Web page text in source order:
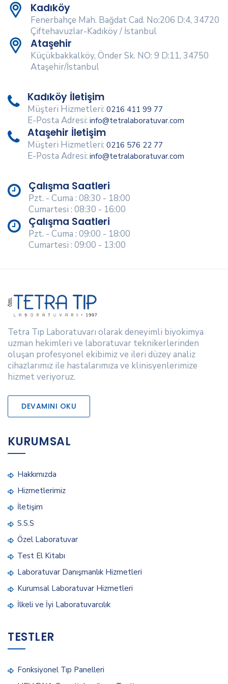
Kadıköy
Fenerbahçe Mah. Bağdat Cad. No:206 D:4, 34720
Çiftehavuzlar-Kadıköy / İstanbul
Ataşehir
Küçükbakkalköy, Önder Sk. NO: 9 D:11, 34750
Ataşehir/İstanbul
Kadıköy İletişim
Müşteri Hizmetleri: 0216 411 99 77
E-Posta Adresi: info@tetralaboratuvar.com
Ataşehir İletişim
Müşteri Hizmetleri: 0216 576 22 77
E-Posta Adresi: info@tetralaboratuvar.com
Çalışma Saatleri
Pzt. - Cuma : 08:30 - 18:00
Cumartesi : 08:30 - 16:00
Çalışma Saatleri
Pzt. - Cuma : 09:00 - 18:00
Cumartesi : 09:00 - 13:00
Tetra Tıp Laboratuvarı olarak deneyimli biyokimya
uzman hekimleri ve laboratuvar teknikerlerinden
oluşan profesyonel ekibimiz ve ileri düzey analiz
cihazlarımız ile hastalarımıza ve klinisyenlerimize
hizmet veriyoruz.
DEVAMINI OKU
KURUMSAL
Hakkımızda
Hizmetlerimiz
İletişim
S.S.S
Özel Laboratuvar
Test El Kitabı
Laboratuvar Danışmanlık Hizmetleri
Kurumsal Laboratuvar Hizmetleri
İlkeli ve İyi Laboratuvarcılık
TESTLER
Fonksiyonel Tıp Panelleri